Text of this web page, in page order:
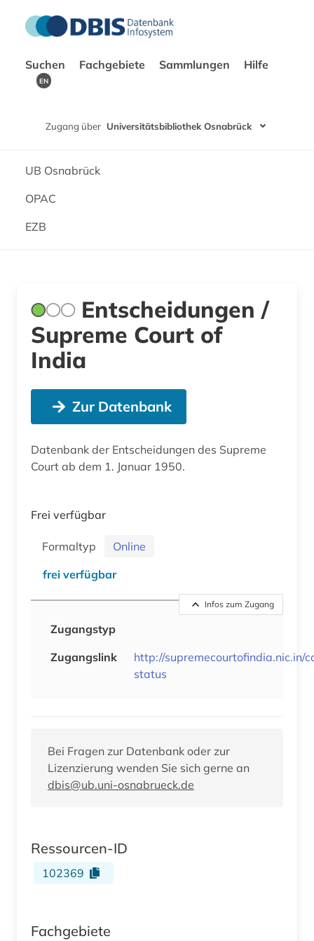
Suchen Fachgebiete Sammlungen Hilfe
EN
Zugang über Universitätsbibliothek Osnabrück
UB Osnabrück
OPAC
EZB
Entscheidungen /
Supreme Court of
India
Zur Datenbank
Datenbank der Entscheidungen des Supreme
Court ab dem 1. Januar 1950.
Frei verfügbar
Formaltyp
Online
frei verfügbar
Infos zum Zugang
Zugangstyp
Zugangslink
http://supremecourtofindia.nic.in/
status
Bei Fragen zur Datenbank oder zur
Lizenzierung wenden Sie sich gerne an
dbis@ub.uni-osnabrueck.de
Ressourcen-ID
102369
Fachgebiete